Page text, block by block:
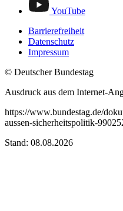
YouTube
Barrierefreiheit
Datenschutz
Impressum
© Deutscher Bundestag
Ausdruck aus dem Internet-
https://www.bundestag.de/
aussen-sicherheitspolitik-
Stand: 08.08.2026